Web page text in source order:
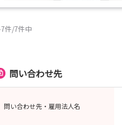
件/7件中
問い合わせ先
問い合わせ先・雇用法人名